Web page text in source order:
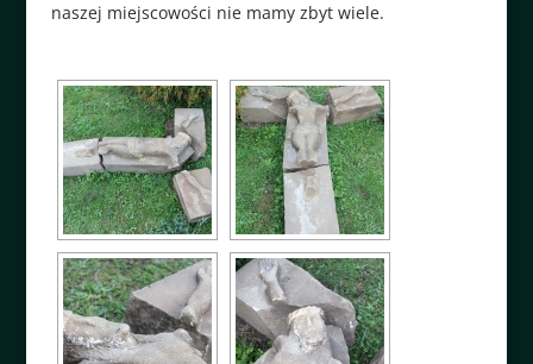
naszej miejscowości nie mamy zbyt wiele.